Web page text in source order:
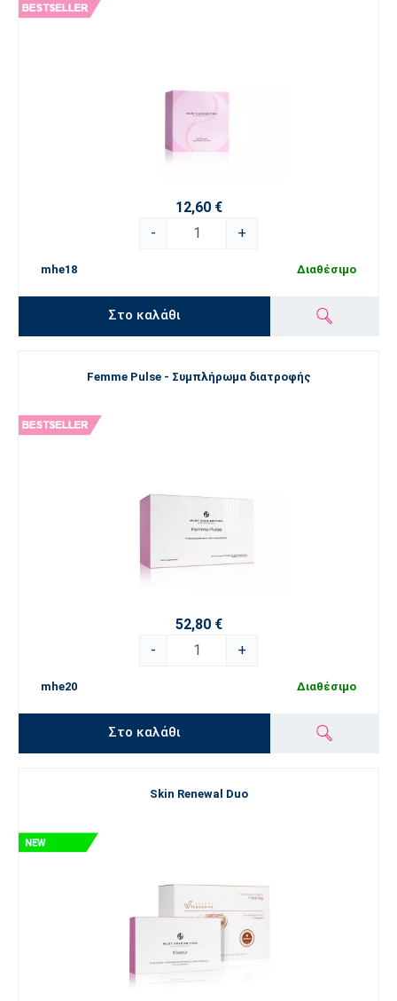
12,60 €
-
+
mhe18 Διαθέσιμο
Στο καλάθι
Femme Pulse - Συμπλήρωμα διατροφής
52,80 €
-
+
mhe20 Διαθέσιμο
Στο καλάθι
Skin Renewal Duo